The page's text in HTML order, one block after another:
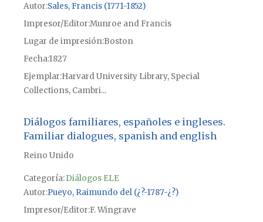
Autor Sales, Francis (1771-1852)
Impresor/Editor Munroe and Francis
Lugar de impresiónBoston
Fecha1827
Ejemplar Harvard University Library, Special
Collections, Cambri...
Diálogos familiares, españoles e ingleses.
Familiar dialogues, spanish and english
Reino Unido
Categoría:Diálogos ELE
Autor Pueyo, Raimundo del (¿?-1787-¿?)
Impresor/Editor F. Wingrave